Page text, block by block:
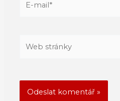
mail*
stránky